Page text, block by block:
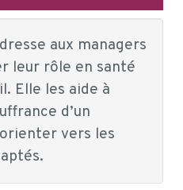
aux managers
leur rôle en santé
Elle les aide à
d’un
vers les